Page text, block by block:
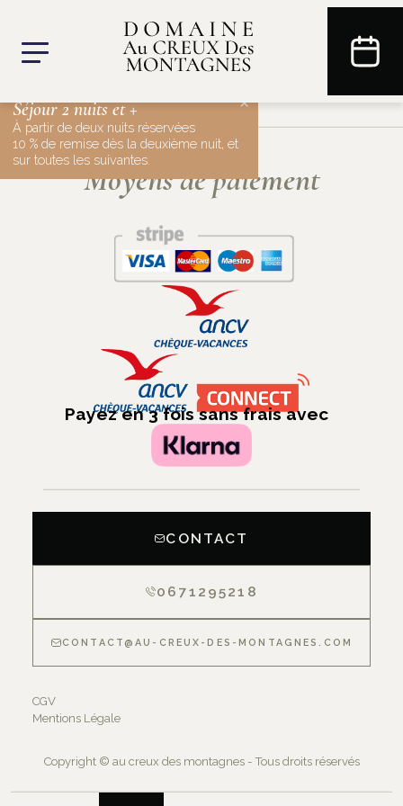
Moyens de paiement
Payez en 3 fois sans frais avec
CONTACT
0671295218
CONTACT@AU-CREUX-DES-MONTAGNES.COM
CGV
Mentions Légale
Copyright © au creux des montagnes - Tous droits réservés
×
Séjour 2 nuits et +
À partir de deux nuits réservées
10 % de remise dès la deuxième nuit, et
sur toutes les suivantes.